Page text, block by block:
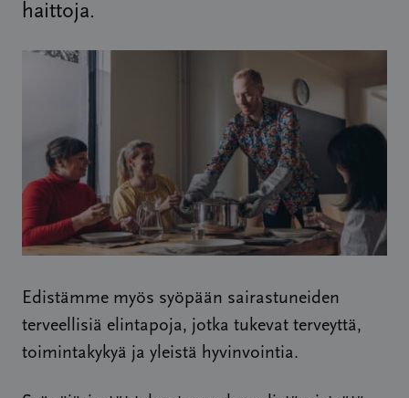
haittoja.
Edistämme myös syöpään sairastuneiden
terveellisiä elintapoja, jotka tukevat terveyttä,
toimintakykyä ja yleistä hyvinvointia.